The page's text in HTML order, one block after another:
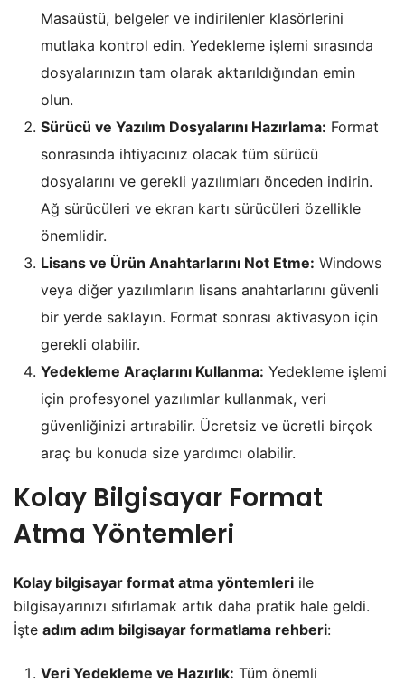
Masaüstü, belgeler ve indirilenler klasörlerini
mutlaka kontrol edin. Yedekleme işlemi sırasında
dosyalarınızın tam olarak aktarıldığından emin
olun.
Sürücü ve Yazılım Dosyalarını Hazırlama: Format
sonrasında ihtiyacınız olacak tüm sürücü
dosyalarını ve gerekli yazılımları önceden indirin.
Ağ sürücüleri ve ekran kartı sürücüleri özellikle
önemlidir.
Lisans ve Ürün Anahtarlarını Not Etme: Windows
veya diğer yazılımların lisans anahtarlarını güvenli
bir yerde saklayın. Format sonrası aktivasyon için
gerekli olabilir.
Yedekleme Araçlarını Kullanma: Yedekleme işlemi
için profesyonel yazılımlar kullanmak, veri
güvenliğinizi artırabilir. Ücretsiz ve ücretli birçok
araç bu konuda size yardımcı olabilir.
Kolay Bilgisayar Format
Atma Yöntemleri
Kolay bilgisayar format atma yöntemleri ile
bilgisayarınızı sıfırlamak artık daha pratik hale geldi.
İşte adım adım bilgisayar formatlama rehberi:
Veri Yedekleme ve Hazırlık: Tüm önemli